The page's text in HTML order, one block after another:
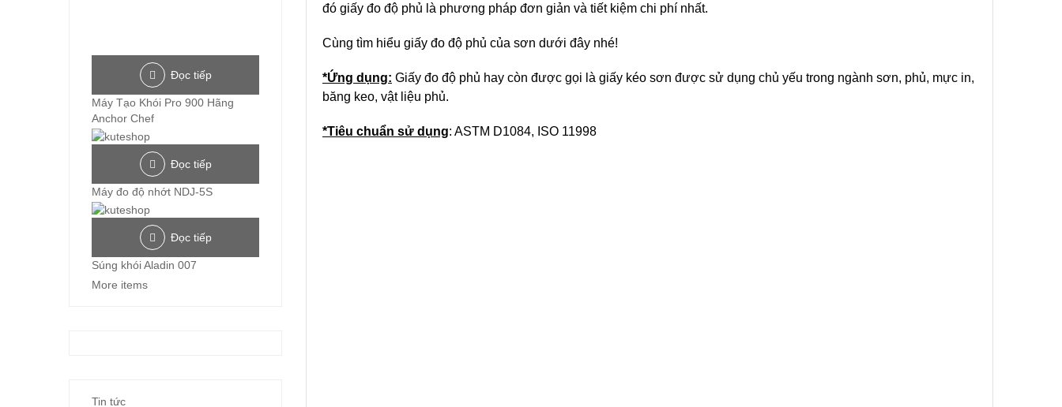
đó giấy đo độ phủ là phương pháp đơn giản và tiết kiệm chi phí nhất.
Cùng tìm hiểu giấy đo độ phủ của sơn dưới đây nhé!
*Ứng dụng: Giấy đo độ phủ hay còn được gọi là giấy kéo sơn được sử dụng chủ yếu trong ngành sơn, phủ, mực in,
băng keo, vật liệu phủ.
*Tiêu chuẩn sử dụng: ASTM D1084, ISO 11998
Đọc tiếp
Máy Tạo Khói Pro 900 Hãng
Anchor Chef
Đọc tiếp
Máy đo độ nhớt NDJ-5S
Đọc tiếp
Súng khói Aladin 007
More items
Tin tức